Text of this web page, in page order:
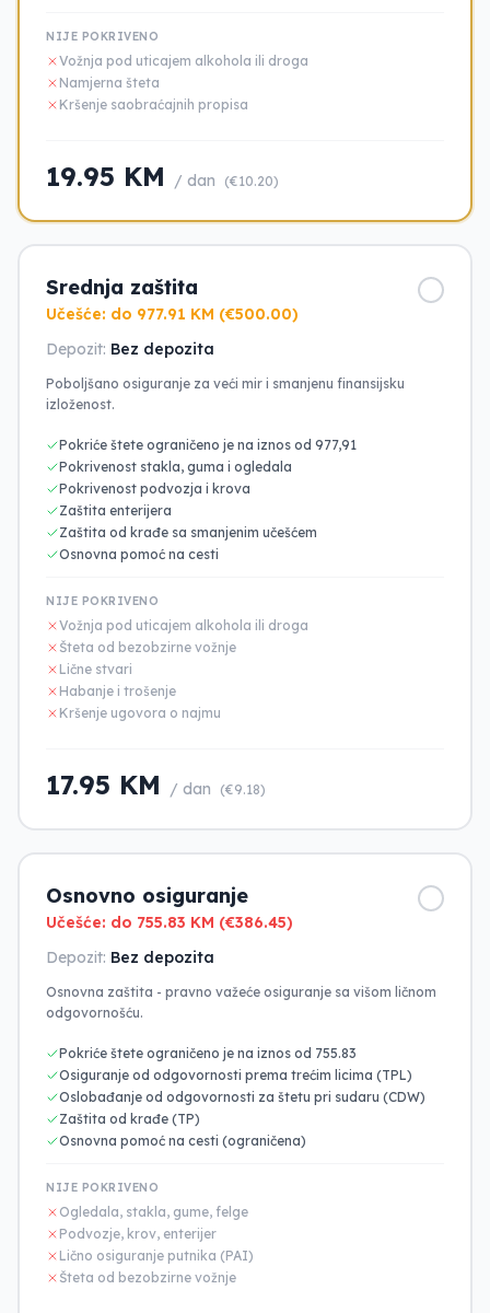
NIJE POKRIVENO
Vožnja pod uticajem alkohola ili droga
Namjerna šteta
Kršenje saobraćajnih propisa
19.95 KM / dan (€10.20)
Srednja zaštita
Učešće: do 977.91 KM (€500.00)
Depozit: Bez depozita
Poboljšano osiguranje za veći mir i smanjenu finansijsku
izloženost.
Pokriće štete ograničeno je na iznos od 977,91
Pokrivenost stakla, guma i ogledala
Pokrivenost podvozja i krova
Zaštita enterijera
Zaštita od krađe sa smanjenim učešćem
Osnovna pomoć na cesti
NIJE POKRIVENO
Vožnja pod uticajem alkohola ili droga
Šteta od bezobzirne vožnje
Lične stvari
Habanje i trošenje
Kršenje ugovora o najmu
17.95 KM / dan (€9.18)
Osnovno osiguranje
Učešće: do 755.83 KM (€386.45)
Depozit: Bez depozita
Osnovna zaštita - pravno važeće osiguranje sa višom ličnom
odgovornošću.
Pokriće štete ograničeno je na iznos od 755.83
Osiguranje od odgovornosti prema trećim licima (TPL)
Oslobađanje od odgovornosti za štetu pri sudaru (CDW)
Zaštita od krađe (TP)
Osnovna pomoć na cesti (ograničena)
NIJE POKRIVENO
Ogledala, stakla, gume, felge
Podvozje, krov, enterijer
Lično osiguranje putnika (PAI)
Šteta od bezobzirne vožnje